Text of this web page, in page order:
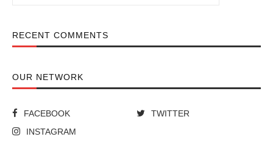
RECENT COMMENTS
OUR NETWORK
FACEBOOK
TWITTER
INSTAGRAM